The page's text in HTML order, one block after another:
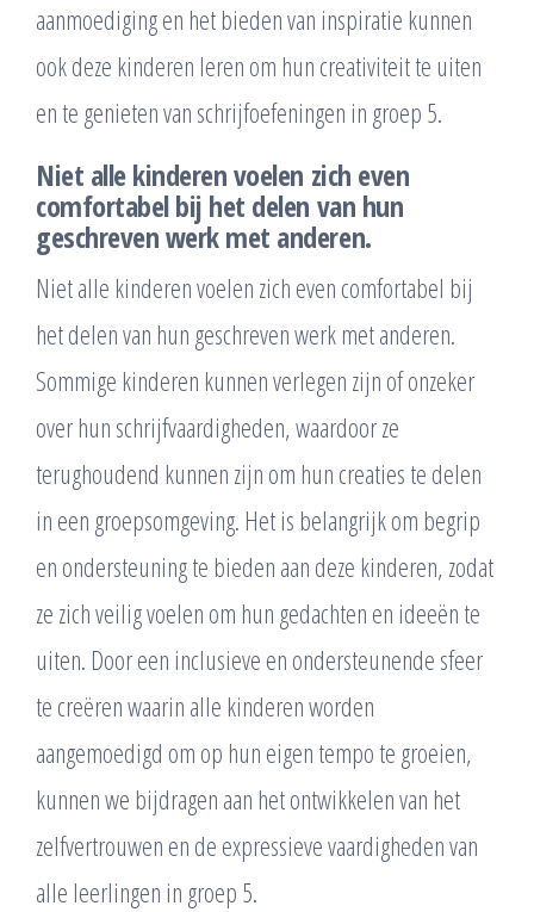
aanmoediging en het bieden van inspiratie kunnen
ook deze kinderen leren om hun creativiteit te uiten
en te genieten van schrijfoefeningen in groep 5.
Niet alle kinderen voelen zich even
comfortabel bij het delen van hun
geschreven werk met anderen.
Niet alle kinderen voelen zich even comfortabel bij
het delen van hun geschreven werk met anderen.
Sommige kinderen kunnen verlegen zijn of onzeker
over hun schrijfvaardigheden, waardoor ze
terughoudend kunnen zijn om hun creaties te delen
in een groepsomgeving. Het is belangrijk om begrip
en ondersteuning te bieden aan deze kinderen, zodat
ze zich veilig voelen om hun gedachten en ideeën te
uiten. Door een inclusieve en ondersteunende sfeer
te creëren waarin alle kinderen worden
aangemoedigd om op hun eigen tempo te groeien,
kunnen we bijdragen aan het ontwikkelen van het
zelfvertrouwen en de expressieve vaardigheden van
alle leerlingen in groep 5.